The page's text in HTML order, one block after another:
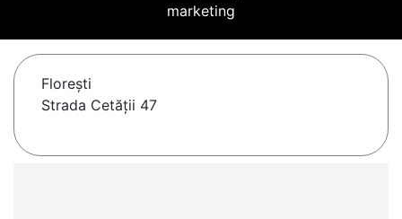
marketing
Floreşti
Strada Cetății 47